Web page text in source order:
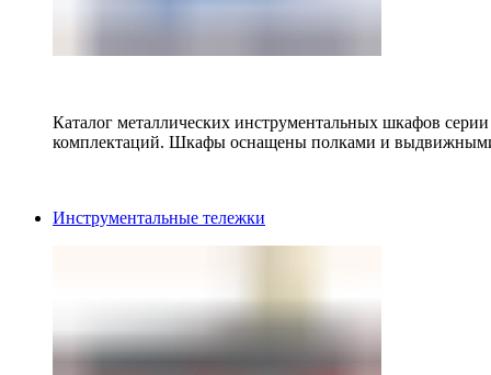
Каталог металлических инструментальных шкафов
комплектаций. Шкафы оснащены полками и
Инструментальные тележки